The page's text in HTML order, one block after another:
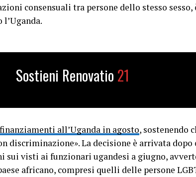
consensuali tra persone dello stesso
Sostieni Renovatio 21
all’Uganda in agosto, sostenendo
discriminazione». La decisione è arrivata
visti ai funzionari ugandesi a giugno,
africano, compresi quelli delle persone